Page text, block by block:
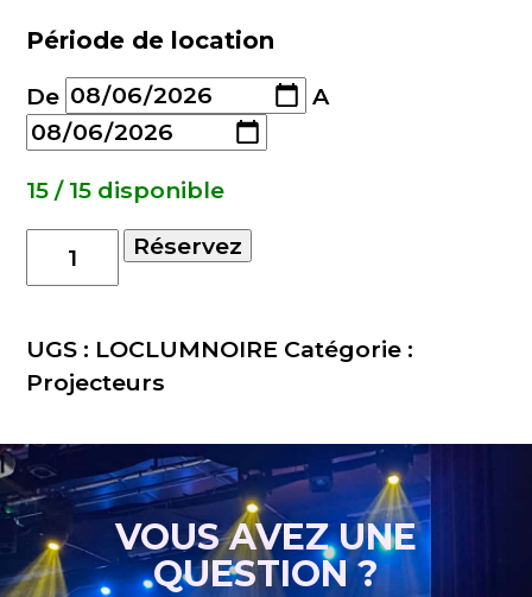
Période de location
De
A
15 / 15 disponible
quantité
de
noire
LED
Réservez
UGS : LOCLUMNOIRE Catégorie :
Projecteurs
VOUS AVEZ UNE
QUESTION ?